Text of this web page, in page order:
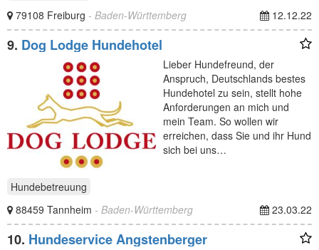
79108 Freiburg - Baden-Württemberg 12.12.22
9. Dog Lodge Hundehotel
Lieber Hundefreund, der
Anspruch, Deutschlands bestes
Hundehotel zu sein, stellt hohe
Anforderungen an mich und
mein Team. So wollen wir
erreichen, dass Sie und ihr Hund
sich bei uns…
Hundebetreuung
88459 Tannheim - Baden-Württemberg 23.03.22
10. Hundeservice Angstenberger